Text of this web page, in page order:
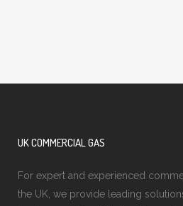
UK COMMERCIAL GAS
For expert and experienced
the UK, we provide leading